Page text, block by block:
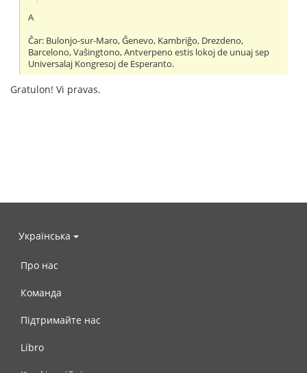
A
Ĉar: Bulonjo-sur-Maro, Ĝenevo, Kambriĝo, Drezdeno,
Barcelono, Vaŝingtono, Antverpeno estis lokoj de unuaj sep
Universalaj Kongresoj de Esperanto.
Gratulon! Vi pravas.
Українська
Про нас
Команда
Підтримайте нас
Libro